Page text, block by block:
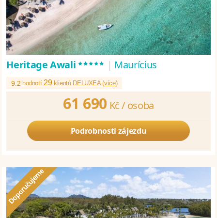
Heritage Awali***** | Maurícius
9.2 hodnotí29klientů DELUXEA (více)
61 690 Kč / osoba
Podrobnosti zájezdu